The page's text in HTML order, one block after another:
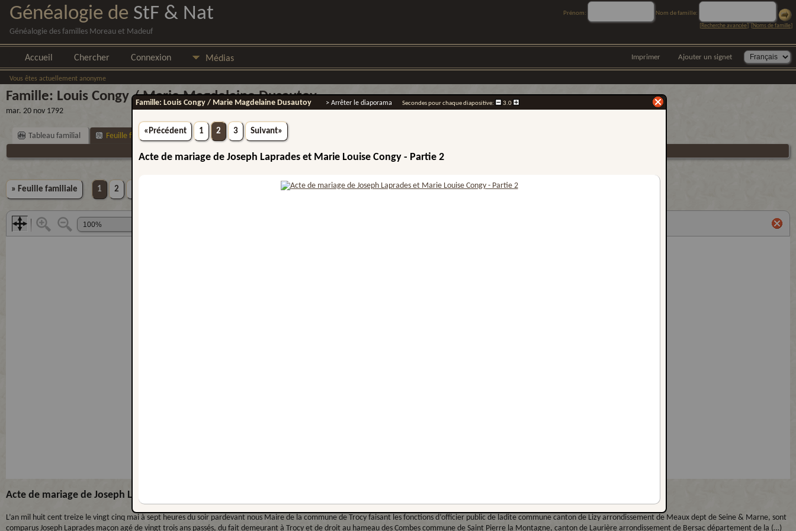
Généalogie de StF & Nat
Généalogie des familles Moreau et Madeuf
Prénom:
Nom de famille:
[Recherche avancée] [Noms de famille]
Accueil Chercher Connexion Médias Imprimer Ajouter un signet
Vous êtes actuellement anonyme
Famille: Louis Congy / Marie Magdelaine Dusautoy
mar. 20 nov 1792
Tableau familial Feuille familiale Suggestion
» Feuille familiale 1 2
Acte de mariage de Joseph Laprades et Marie Louise Congy - Partie 1
L’an mil huit cent treize le vingt cinq mai à sept heures du soir pardevant nous Maire de la commune de Trocy faisant les fonctions d’officier public de ladite commune canton de Lizy arrondissement de Meaux dept de Seine & Marne, sont
comparus Joseph Laprades maçon agé de vingt trois ans passés, du fait demeurant à Trocy et de droit au hameau des Combes commune de Saint Pierre la Montagne, canton de Laurière arrondissement de Bersac département de la (…)
Famille: Louis Congy / Marie Magdelaine Dusautoy > Arrêter le diaporama Secondes pour chaque diapositive: 3.0
«Précédent 1 2 3 Suivant»
Acte de mariage de Joseph Laprades et Marie Louise Congy - Partie 2